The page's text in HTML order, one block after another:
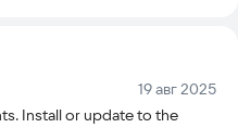
габаритов и веса
Дата:
19 авг 2025
Install or update to the